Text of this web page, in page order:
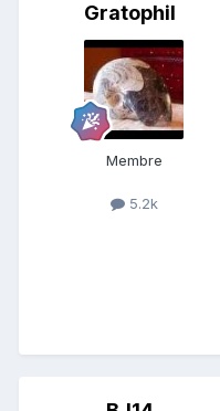
Gratophil
Membre
5.2k